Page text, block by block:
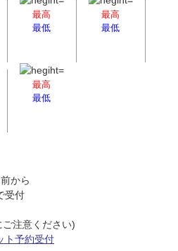
最高
最低
最高
最低
最高
最低
から
受付
注意ください)
ト予約受付